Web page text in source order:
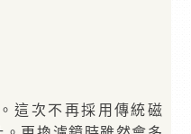
這次不再採用傳統磁